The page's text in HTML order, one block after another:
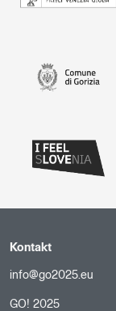
Kontakt
info@go2025.eu
GO! 2025